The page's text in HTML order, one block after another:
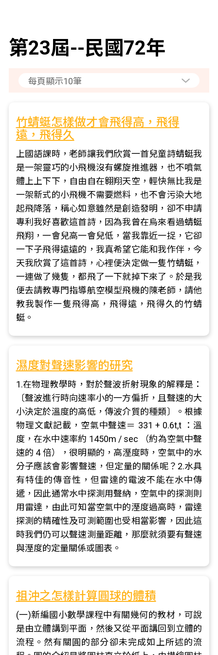
第23屆--民國72年
竹蜻蜓怎樣做才會飛得高，飛得
遠，飛得久
上國語課時，老師讓我們欣賞一首兒童詩蜻蜓我
是一架靈巧的小飛機沒有螺旋推進器，也不噴氣
體上上下下，自由自在翱翔天空，輕快無比我是
一架新式的小飛機不需要燃料，也不會污染大地
起飛降落，稱心如意雖然是創造發明，卻不申請
專利我好喜歡這首詩，因為我曾在烏來看過蜻蜓
飛翔，一會兒高一會兒低，當我靠近一捉，它卻
一下子飛得遠遠的，我真希望它能和我作伴，今
天我欣賞了這首詩，心裡便決定做一隻竹蜻蜓，
一連做了幾隻，都飛了一下就掉下來了。於是我
便去請教專門指導航空模型飛機的陳老師，請他
教我製作一隻飛得高，飛得遠，飛得久的竹蜻
蜓。
濕度對聲速影響的研究
1.在物理教學時，對於聲波折射現象的解釋是：
〔聲波進行時向速率小的一方偏折，且聲速的大
小決定於溫度的高低，傳波介質的種類〕。根據
物理文獻記載，空氣中聲速＝ 331 + 0.6t,t ：溫
度，在水中速率約 1450m / sec （約為空氣中聲
速的 4 倍），很明顯的，高溼度時，空氣中的水
分子應該會影響聲速，但定量的關係呢？2.水具
有特佳的傳音性，但雷達的電波不能在水中傳
遞，因此通常水中探測用聲納，空氣中的探測則
用雷達，由此可知當空氣中的溼度過高時，雷達
探測的精確性及可測範圍也受相當影響，因此這
時我們仍可以聲速測量距離，那麼就須要有聲速
與溼度的定量關係或圖表。
祖沖之怎樣計算圓球的體積
(一)新編國小數學課程中有關幾何的教材，可說
是由立體講到平面，然後又從平面講回到立體的
流程。然有關圓的部分卻未完成如上所述的流